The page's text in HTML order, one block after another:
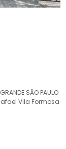
GRANDE SÃO PAULO
Vila Formosa